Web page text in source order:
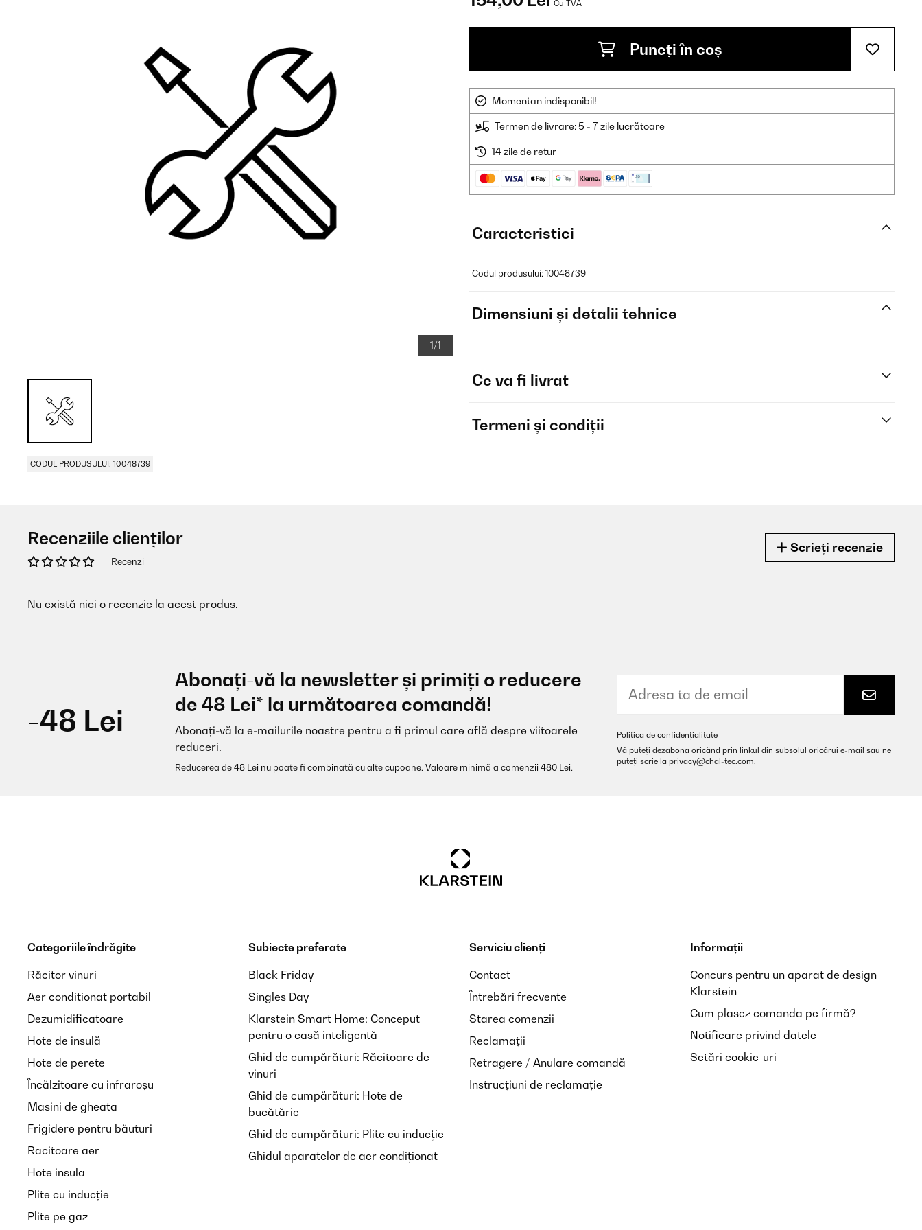
1/1
CODUL PRODUSULUI: 10048739
Cu TVA
Puneți în coș
Momentan indisponibil!
Termen de livrare: 5 - 7 zile lucrătoare
14 zile de retur
Caracteristici
Codul produsului: 10048739
Dimensiuni și detalii tehnice
Ce va fi livrat
Termeni și condiții
Recenziile clienților
Recenzi
Scrieți recenzie
Nu există nici o recenzie la acest produs.
-48 Lei
Abonați-vă la newsletter și primiți o reducere
de 48 Lei* la următoarea comandă!
Abonați-vă la e-mailurile noastre pentru a fi primul care află despre viitoarele
reduceri.
Reducerea de 48 Lei nu poate fi combinată cu alte cupoane. Valoare minimă a comenzii 480 Lei.
Politica de confidențialitate
Vă puteți dezabona oricând prin linkul din subsolul oricărui e-mail sau ne
puteți scrie la privacy@chal-tec.com.
Categoriile îndrăgite
Răcitor vinuri
Aer conditionat portabil
Dezumidificatoare
Hote de insulă
Hote de perete
Încălzitoare cu infraroșu
Masini de gheata
Frigidere pentru băuturi
Racitoare aer
Hote insula
Plite cu inducție
Plite pe gaz
Subiecte preferate
Black Friday
Singles Day
Klarstein Smart Home: Conceput
pentru o casă inteligentă
Ghid de cumpărături: Răcitoare de
vinuri
Ghid de cumpărături: Hote de
bucătărie
Ghid de cumpărături: Plite cu inducție
Ghidul aparatelor de aer condiționat
Serviciu clienți
Contact
Întrebări frecvente
Starea comenzii
Reclamații
Retragere / Anulare comandă
Instrucțiuni de reclamație
Informații
Concurs pentru un aparat de design
Klarstein
Cum plasez comanda pe firmă?
Notificare privind datele
Setări cookie-uri